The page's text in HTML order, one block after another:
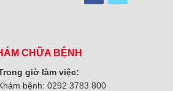
CHỮA BỆNH
giờ làm việc:
bệnh: 0292 3783 800